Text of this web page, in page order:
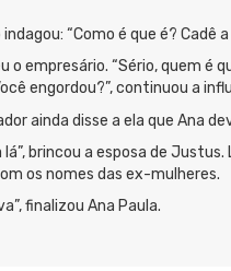
“Como é que é? Cadê
o empresário. “Sério, quem
engordou?”, continuou a
ainda disse a ela que Ana
brincou a esposa de
os nomes das ex-mulheres.
finalizou Ana Paula.